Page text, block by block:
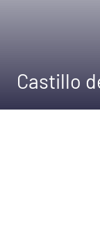
Castillo